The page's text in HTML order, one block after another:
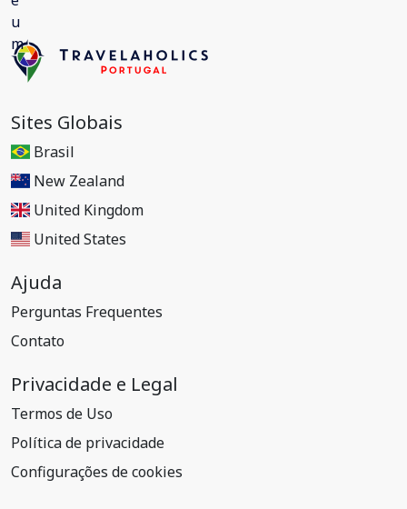
Sites Globais
Brasil
New Zealand
United Kingdom
United States
Ajuda
Perguntas Frequentes
Contato
Privacidade e Legal
Termos de Uso
Política de privacidade
Configurações de cookies